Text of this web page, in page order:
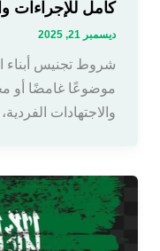
كامل للإجراءات
ديسمبر 21, 2025
شروط تجنيس أبناء
موضوعًا غامضًا أو
والاجتهادات